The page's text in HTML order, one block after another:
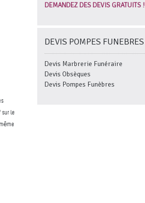
DEMANDEZ DES DEVIS GRATUITS !
DEVIS POMPES FUNEBRES
Devis Marbrerie Funéraire
Devis Obsèques
Devis Pompes Funèbres